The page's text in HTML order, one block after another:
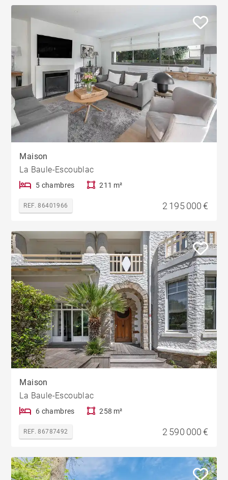
Maison
La Baule-Escoublac
5 chambres 211 m²
REF. 86401966 2 195 000 €
Maison
La Baule-Escoublac
6 chambres 258 m²
REF. 86787492 2 590 000 €